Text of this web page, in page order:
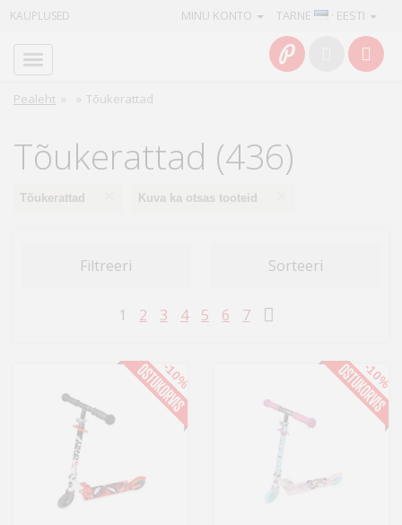
KAUPLUSED TARNE · EESTI
MINU KONTO
Pealeht » » Tõukerattad
Tõukerattad (436)
Tõukerattad Kuva ka otsas tooteid
Filtreeri Sorteeri
1 2 3 4 5 6 7
-10% -10%
Info